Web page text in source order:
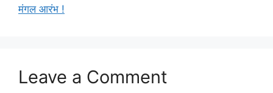
मंगल आरंभ !
Leave a Comment